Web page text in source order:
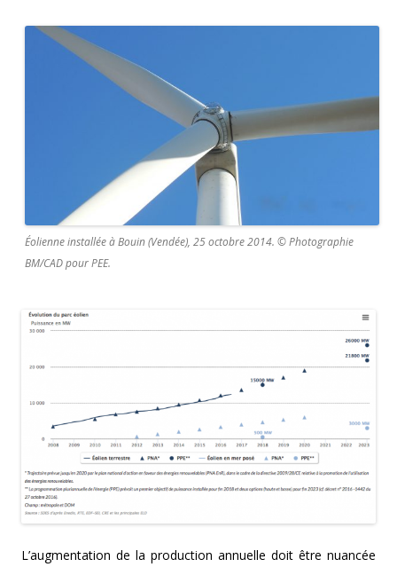
Éolienne installée à Bouin (Vendée), 25 octobre 2014. © Photographie
BM/CAD pour PEE.
L’augmentation de la production annuelle doit être nuancée